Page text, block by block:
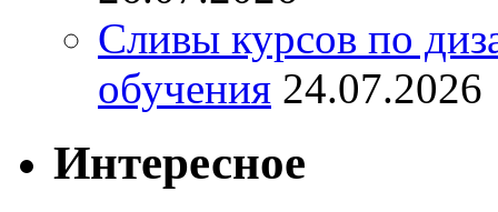
Сливы курсов по
обучения 24.07.2026
Интересное